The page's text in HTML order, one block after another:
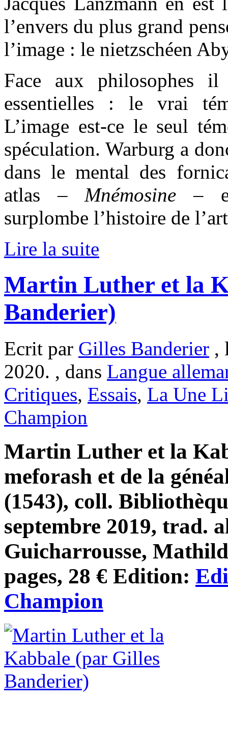
l’envers du plus grand
l’image : le nietzschéen
Face aux philosophes
essentielles : le vrai
L’image est-ce le seul
spéculation. Warburg a
dans le mental des
atlas –Mnémosine –
surplombe l’histoire de
Lire la suite
Martin Luther et la
Banderier)
Ecrit par Gilles Banderier ,
2020. , dans Langue
Critiques, Essais, La Une
Champion
Martin Luther et la
meforash et de la
(1543), coll.
septembre 2019, trad.
Guicharrousse,
pages, 28 € Edition:
Champion